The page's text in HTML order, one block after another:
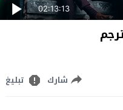
02:13:13
شارك تبليغ